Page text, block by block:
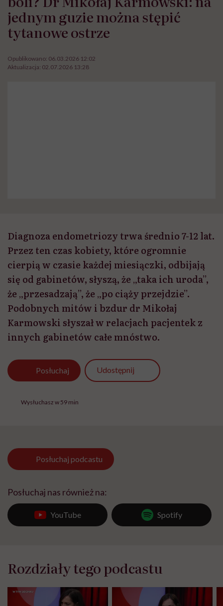
jednym guzie można stępić
tytanowe ostrze
Opublikowano: 06.03.2026 12:02
Aktualizacja: 02.07.2026 13:28
Diagnoza endometriozy trwa średnio 7-12 lat.
Przez ten czas kobiety, które ogromnie
cierpią w czasie każdej miesiączki, odbijają
się od gabinetów, słyszą, że „taka ich uroda”,
że „przesadzają”, że „po ciąży przejdzie”.
Podobnych mitów i bzdur dr Mikołaj
Karmowski słyszał w relacjach pacjentek z
innych gabinetów całe mnóstwo.
Posłuchaj Udostępnij
Wysłuchasz w 59 min
Posłuchaj podcastu
Posłuchaj nas również na:
YouTube Spotify
Rozdziały tego podcastu